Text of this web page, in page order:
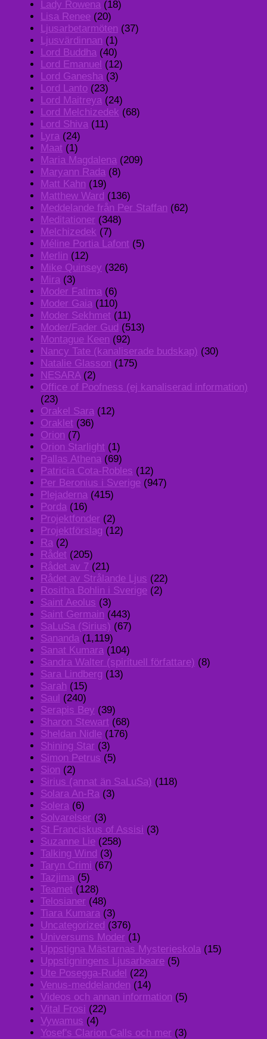
Lady Rowena (18)
Lisa Renee (20)
Ljusarbetarmöten (37)
Ljusvärdinnan (1)
Lord Buddha (40)
Lord Emanuel (12)
Lord Ganesha (3)
Lord Lanto (23)
Lord Maitreya (24)
Lord Melchizedek (68)
Lord Shiva (11)
Lyra (24)
Maat (1)
Maria Magdalena (209)
Maryann Rada (8)
Matt Kahn (19)
Matthew Ward (136)
Meddelande från Per Staffan (62)
Meditationer (348)
Melchizedek (7)
Méline Portia Lafont (5)
Merlin (12)
Mike Quinsey (326)
Mira (3)
Moder Fatima (6)
Moder Gaia (110)
Moder Sekhmet (11)
Moder/Fader Gud (513)
Montague Keen (92)
Nancy Tate (kanaliserade budskap) (30)
Natalie Glasson (175)
NESARA(2)
Office of Poofness (ej kanaliserad information)
(23)
Orakel Sara (12)
Oraklet (36)
Orion (7)
Orion Starlight (1)
Pallas Athena (69)
Patricia Cota-Robles (12)
Per Beronius i Sverige (947)
Plejaderna (415)
Porda (16)
Projektfonder (2)
Projektförslag (12)
Ra (2)
Rådet (205)
Rådet av 7 (21)
Rådet av Strålande Ljus (22)
Rositha Bohlin i Sverige (2)
Saint Aeolus (3)
Saint Germain (443)
SaLuSa (Sirius) (67)
Sananda (1,119)
Sanat Kumara (104)
Sandra Walter (spirituell författare) (8)
Sara Lindberg (13)
Sarah (15)
Saul (240)
Serapis Bey (39)
Sharon Stewart (68)
Sheldan Nidle (176)
Shining Star (3)
Simon Petrus (5)
Sion (2)
Sirius (annat än SaLuSa) (118)
Solara An-Ra (3)
Solera (6)
Solvarelser (3)
St Franciskus of Assisi (3)
Suzanne Lie (258)
Talking Wind (3)
Taryn Crimi (67)
Tazjima (5)
Teamet (128)
Telosianer (48)
Tiara Kumara (3)
Uncategorized (376)
Universums Moder (1)
Uppstigna Mästarnas Mysterieskola (15)
Uppstigningens Ljusarbeare (5)
Ute Posegga-Rudel (22)
Venus-meddelanden (14)
Videos och annan information (5)
Vital Frosi (22)
Vywamus (4)
Yosef's Clarion Calls och mer (3)